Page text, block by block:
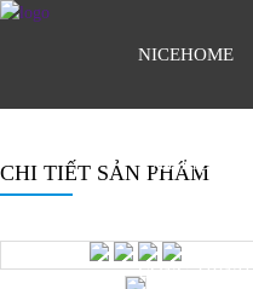
NICEHOME
VẬT LIỆU
CÔNG
CHI TIẾT SẢN PHẨM